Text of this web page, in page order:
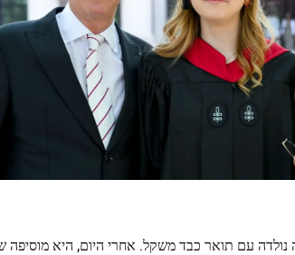
עם תואר כבד משקל. אחרי היום, היא מוסיפה